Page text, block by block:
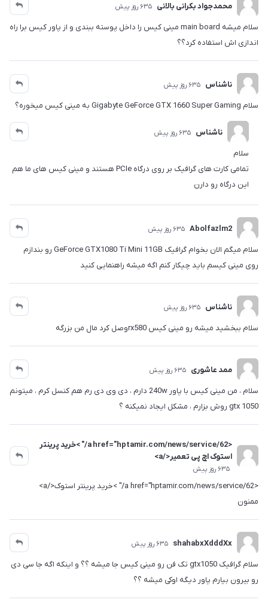
محمدجواد بکرانی بالانی 635 روز پیش
سلام میشه main board مینی کیس را داخل پوسته ببندی و از پاور کیس برا راه
اندازی اش استفاده کرد؟؟
ناشناس 635 روز پیش
سلام Gigabyte GeForce GTX 1660 Super Gaming به مینی کیس میخوره؟
ناشناس 635 روز پیش
سلام
تمامی کارت های گرافیک بر روی درگاه PCIe هستند و مینی کیس های ما هم
این درگاه رو دارن
Abolfazlm2 635 روز پیش
سلام میگم الان بخوام گرافیک GeForce GTX1080 Ti Mini 11GB رو بندازم
روی مینی کیسم باید چیکار کنم اگه میشه راهنمایی کنید
ناشناس 635 روز پیش
سلام ببخشید میشه رو مینی کیس rx580وصل کرد مال من بزرگه
ممد عاشوری 635 روز پیش
سلام ، من مینی کیس با پاور 240w دارم ، دی وی دی رم هم کنسل کرم ، میتونم
gtx 1050 روش بزارم ، مشکل ایجاد نمیکنه ؟
<a href="hptamir.com/news/service/62/" >خرید پرینتر
استوک اچ پی تعمیر</a>
635 روز پیش
<a href="hptamir.com/news/service/62/" >خرید پرینتر استوک</a>
ممنون
shahabxXdddXx 635 روز پیش
سلام گرافیک gtx1050 تک فن رو مینی کیس جا میشه ؟؟ و اینکه اگه جا سی دی
رو بیرون بیارم پاور دیگه اوکی میشه ؟؟